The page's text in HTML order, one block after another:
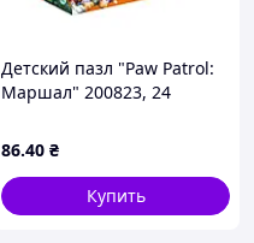
Детский пазл "Paw Patrol:
Маршал" 200823, 24
86.40 ₴
Купить